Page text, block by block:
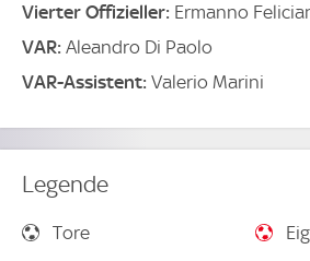
Vierter Offizieller: Ermanno
VAR: Aleandro Di Paolo
VAR-Assistent: Valerio Marini
Legende
Tore